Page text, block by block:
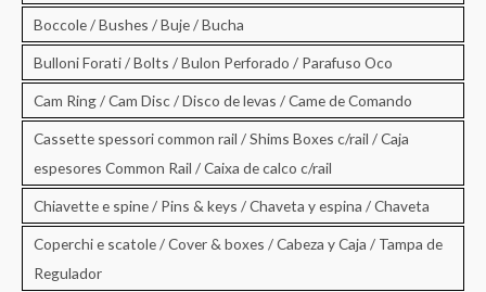
Boccole / Bushes / Buje / Bucha
Bulloni Forati / Bolts / Bulon Perforado / Parafuso Oco
Cam Ring / Cam Disc / Disco de levas / Came de Comando
Cassette spessori common rail / Shims Boxes c/rail / Caja
espesores Common Rail / Caixa de calco c/rail
Chiavette e spine / Pins & keys / Chaveta y espina / Chaveta
Coperchi e scatole / Cover & boxes / Cabeza y Caja / Tampa de
Regulador